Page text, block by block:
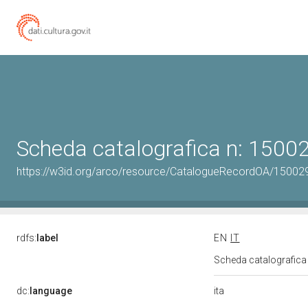
Scheda catalografica n:
https://w3id.org/arco/resource/CatalogueRecordOA/
rdfs: label EN
IT
Scheda
dc: language ita